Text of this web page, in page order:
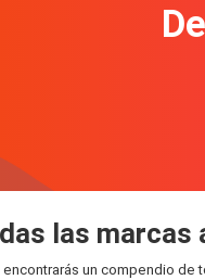
las marcas
encontrarás un compendio